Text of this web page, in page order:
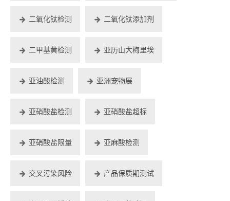
二氧化钛检测 二氧化钛添加剂
二甲基黄检测 亚历山大梅里埃
亚油酸检测 亚洲宠物展
亚硝酸盐检测 亚硝酸盐超标
亚硝酸盐限量 亚麻酸检测
交叉污染风险 产品保质期测试